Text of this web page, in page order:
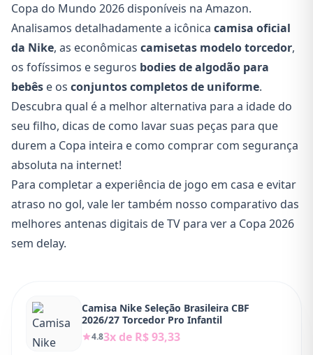
Copa do Mundo 2026 disponíveis na Amazon.
Analisamos detalhadamente a icônica camisa oficial
da Nike, as econômicas camisetas modelo torcedor,
os fofíssimos e seguros bodies de algodão para
bebês e os conjuntos completos de uniforme.
Descubra qual é a melhor alternativa para a idade do
seu filho, dicas de como lavar suas peças para que
durem a Copa inteira e como comprar com segurança
absoluta na internet!
Para completar a experiência de jogo em casa e evitar
atraso no gol, vale ler também nosso comparativo das
melhores antenas digitais de TV para ver a Copa 2026
sem delay.
Camisa Nike Seleção Brasileira CBF
2026/27 Torcedor Pro Infantil
4.83x de R$ 93,33